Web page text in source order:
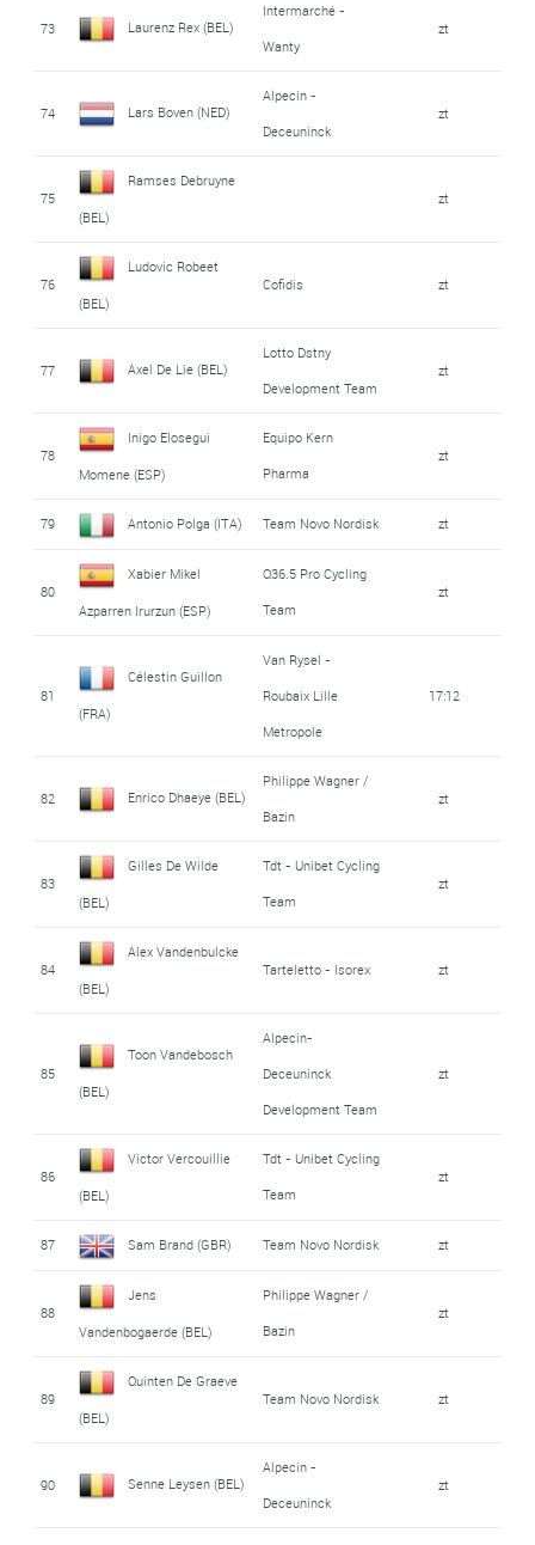
73 Laurenz Rex (BEL)
Intermarché -
Wanty
zt
74 Lars Boven (NED)
Alpecin -
Deceuninck
zt
75
Ramses Debruyne
(BEL)
zt
76
Ludovic Robeet
(BEL)
Cofidis zt
77 Axel De Lie (BEL)
Lotto Dstny
Development Team
zt
78
Inigo Elosegui
Momene (ESP)
Equipo Kern
Pharma
zt
79 Antonio Polga (ITA) Team Novo Nordisk zt
80
Xabier Mikel
Azparren Irurzun (ESP)
Q36.5 Pro Cycling
Team
zt
81
Célestin Guillon
(FRA)
Van Rysel -
Roubaix Lille
Metropole
17:12
82 Enrico Dhaeye (BEL)
Philippe Wagner /
Bazin
zt
83
Gilles De Wilde
(BEL)
Tdt - Unibet Cycling
Team
zt
84
Alex Vandenbulcke
(BEL)
Tarteletto - Isorex zt
85
Toon Vandebosch
(BEL)
Alpecin-
Deceuninck
Development Team
zt
86
Victor Vercouillie
(BEL)
Tdt - Unibet Cycling
Team
zt
87 Sam Brand (GBR) Team Novo Nordisk zt
88
Jens
Vandenbogaerde (BEL)
Philippe Wagner /
Bazin
zt
89
Quinten De Graeve
(BEL)
Team Novo Nordisk zt
90 Senne Leysen (BEL)
Alpecin -
Deceuninck
zt